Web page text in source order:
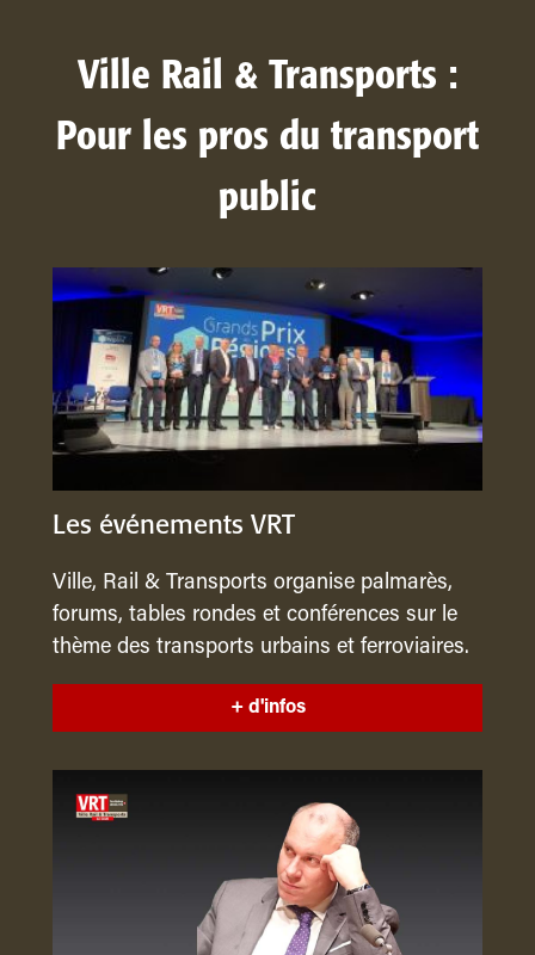
Ville Rail & Transports :
Pour les pros du transport
public
Les événements VRT
Ville, Rail & Transports organise palmarès,
forums, tables rondes et conférences sur le
thème des transports urbains et ferroviaires.
+ d'infos